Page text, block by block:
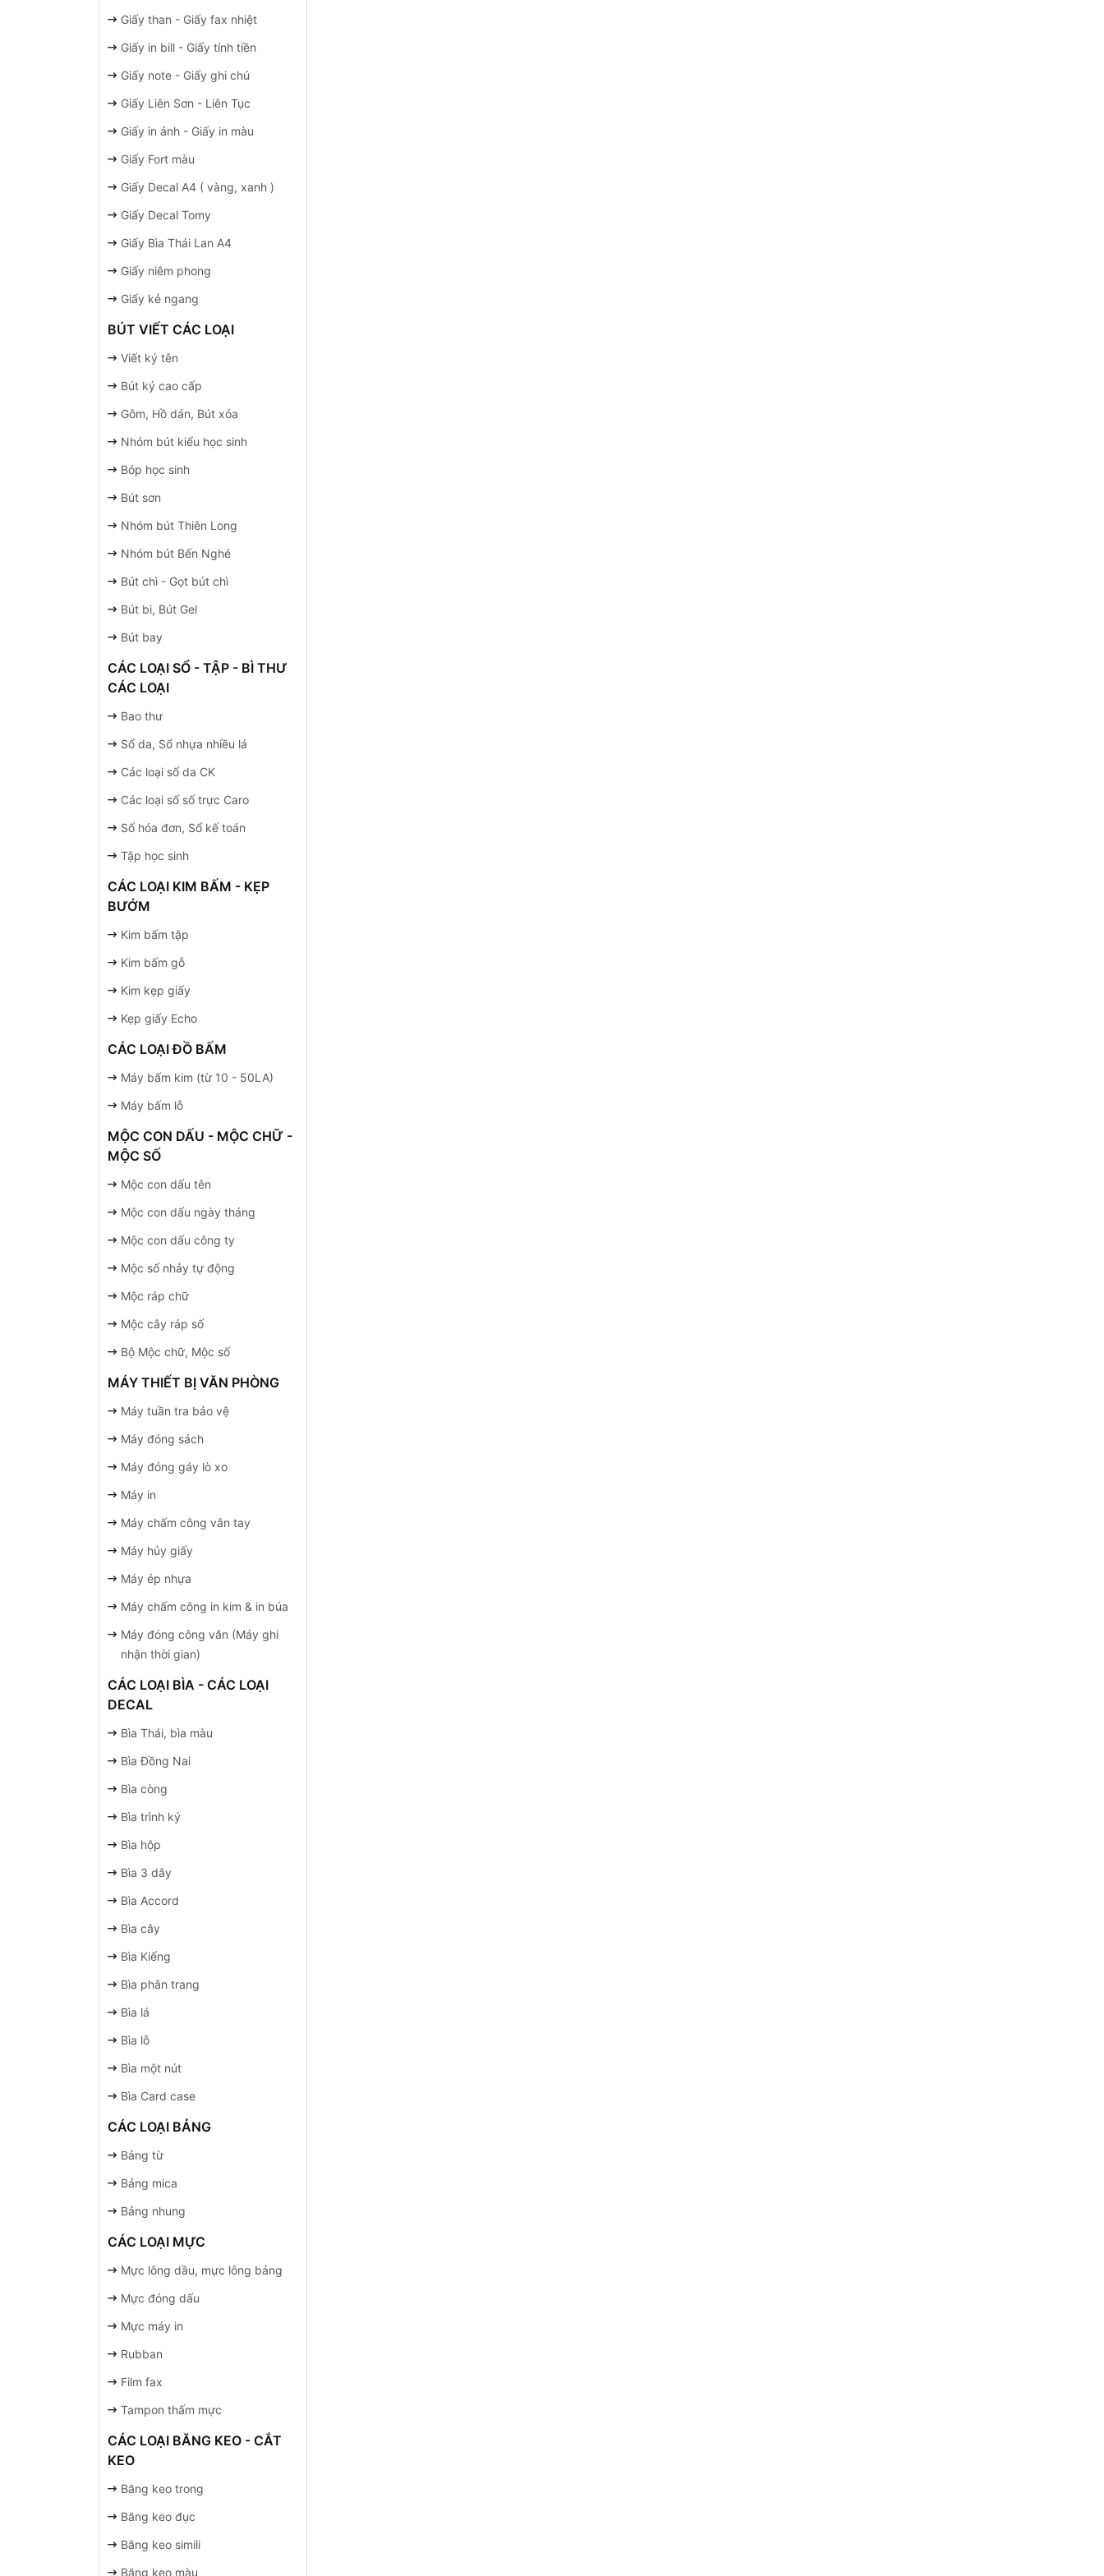
Giấy than - Giấy fax nhiệt
Giấy in bill - Giấy tính tiền
Giấy note - Giấy ghi chú
Giấy Liên Sơn - Liên Tục
Giấy in ảnh - Giấy in màu
Giấy Fort màu
Giấy Decal A4 ( vàng, xanh )
Giấy Decal Tomy
Giấy Bìa Thái Lan A4
Giấy niêm phong
Giấy kẻ ngang
BÚT VIẾT CÁC LOẠI
Viết ký tên
Bút ký cao cấp
Gôm, Hồ dán, Bút xóa
Nhóm bút kiểu học sinh
Bóp học sinh
Bút sơn
Nhóm bút Thiên Long
Nhóm bút Bến Nghé
Bút chì - Gọt bút chì
Bút bi, Bút Gel
Bút bay
CÁC LOẠI SỔ - TẬP - BÌ THƯ
CÁC LOẠI
Bao thư
Sổ da, Sổ nhựa nhiều lá
Các loại số da CK
Các loại số số trực Caro
Số hóa đơn, Sổ kế toán
Tập học sinh
CÁC LOẠI KIM BẤM - KẸP
BƯỚM
Kim bấm tập
Kim bấm gỗ
Kim kẹp giấy
Kẹp giấy Echo
CÁC LOẠI ĐỒ BẤM
Máy bấm kim (từ 10 - 50LA)
Máy bấm lỗ
MỘC CON DẤU - MỘC CHỮ -
MỘC SỐ
Mộc con dấu tên
Mộc con dấu ngày tháng
Mộc con dấu công ty
Mộc số nhảy tự động
Mộc ráp chữ
Mộc cây ráp số
Bộ Mộc chữ, Mộc số
MÁY THIẾT BỊ VĂN PHÒNG
Máy tuần tra bảo vệ
Máy đóng sách
Máy đóng gáy lò xo
Máy in
Máy chấm công vân tay
Máy hủy giấy
Máy ép nhựa
Máy chấm công in kim & in búa
Máy đóng công văn (Máy ghi
nhận thời gian)
CÁC LOẠI BÌA - CÁC LOẠI
DECAL
Bìa Thái, bìa màu
Bìa Đồng Nai
Bìa còng
Bìa trình ký
Bìa hộp
Bìa 3 dây
Bìa Accord
Bìa cây
Bìa Kiếng
Bìa phân trang
Bìa lá
Bìa lỗ
Bìa một nút
Bìa Card case
CÁC LOẠI BẢNG
Bảng từ
Bảng mica
Bảng nhung
CÁC LOẠI MỰC
Mực lông dầu, mực lông bảng
Mực đóng dấu
Mực máy in
Rubban
Film fax
Tampon thấm mực
CÁC LOẠI BĂNG KEO - CẮT
KEO
Băng keo trong
Băng keo đục
Băng keo simili
Băng keo màu